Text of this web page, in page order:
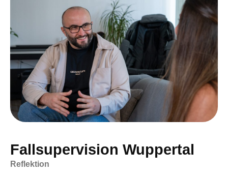
Fallsupervision Wuppertal
Reflektion